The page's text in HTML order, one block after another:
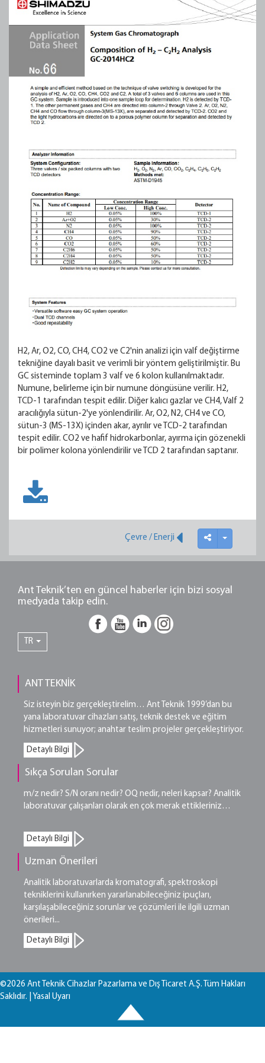
H2, Ar, O2, CO, CH4, CO2 ve C2'nin analizi için valf değiştirme
tekniğine dayalı basit ve verimli bir yöntem geliştirilmiştir. Bu
GC sisteminde toplam 3 valf ve 6 kolon kullanılmaktadır.
Numune, belirleme için bir numune döngüsüne verilir. H2,
TCD-1 tarafından tespit edilir. Diğer kalıcı gazlar ve CH4, Valf 2
aracılığıyla sütun-2'ye yönlendirilir. Ar, O2, N2, CH4 ve CO,
sütun-3 (MS-13X) içinden akar, ayrılır ve TCD-2 tarafından
tespit edilir. CO2 ve hafif hidrokarbonlar, ayırma için gözenekli
bir polimer kolona yönlendirilir ve TCD 2 tarafından saptanır.
Çevre / Enerji
Ant Teknik’ten en güncel haberler için bizi sosyal
medyada takip edin.
TR
ANT TEKNİK
Siz isteyin biz gerçekleştirelim… Ant Teknik 1999’dan bu
yana laboratuvar cihazları satış, teknik destek ve eğitim
hizmetleri sunuyor; anahtar teslim projeler gerçekleştiriyor.
Detaylı Bilgi
Sıkça Sorulan Sorular
m/z nedir? S/N oranı nedir? OQ nedir, neleri kapsar? Analitik
laboratuvar çalışanları olarak en çok merak ettikleriniz…
Detaylı Bilgi
Uzman Önerileri
Analitik laboratuvarlarda kromatografi, spektroskopi
tekniklerini kullanırken yararlanabileceğiniz ipuçları,
karşılaşabileceğiniz sorunlar ve çözümleri ile ilgili uzman
önerileri...
Detaylı Bilgi
©2026 Ant Teknik Cihazlar Pazarlama ve Dış Ticaret A.Ş. Tüm Hakları
Saklıdır. | Yasal Uyarı